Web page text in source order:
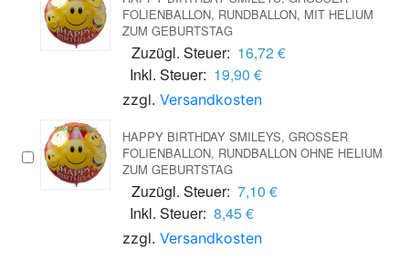
OLIENBALLON, RUNDBALLON, MIT HELIUM Z
UM GEBURTSTAG
Zuzügl. Steuer: 16,72 €
Inkl. Steuer: 19,90 €
zzgl. Versandkosten
HAPPY BIRTHDAY SMILEYS, GROSSER F
OLIENBALLON, RUNDBALLON OHNE HELIUM Z
UM GEBURTSTAG
Zuzügl. Steuer: 7,10 €
Inkl. Steuer: 8,45 €
zzgl. Versandkosten